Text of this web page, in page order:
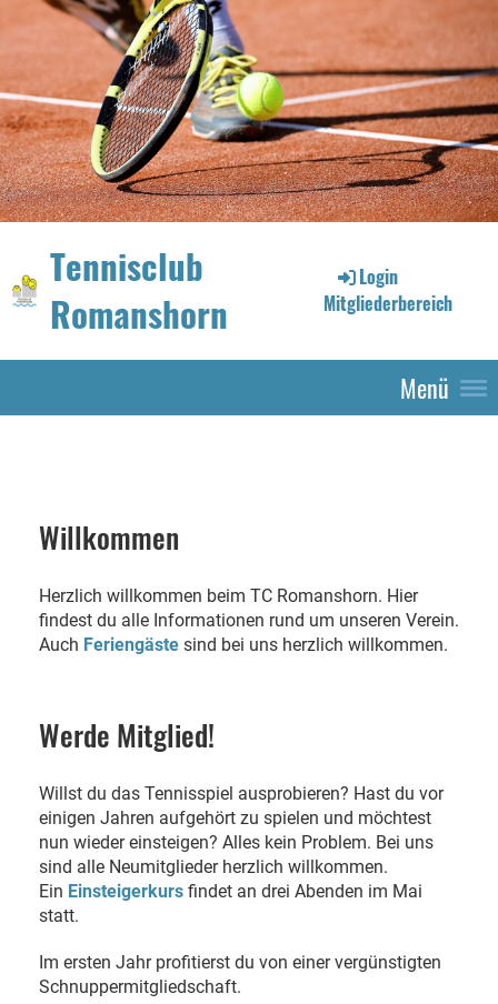
Tennisclub
Romanshorn
Login
Mitgliederbereich
Menü
Willkommen
Herzlich willkommen beim TC Romanshorn. Hier
findest du alle Informationen rund um unseren Verein.
Auch Feriengäste sind bei uns herzlich willkommen.
Werde Mitglied!
Willst du das Tennisspiel ausprobieren? Hast du vor
einigen Jahren aufgehört zu spielen und möchtest
nun wieder einsteigen? Alles kein Problem. Bei uns
sind alle Neumitglieder herzlich willkommen.
Ein Einsteigerkurs findet an drei Abenden im Mai
statt.
Im ersten Jahr profitierst du von einer vergünstigten
Schnuppermitgliedschaft.